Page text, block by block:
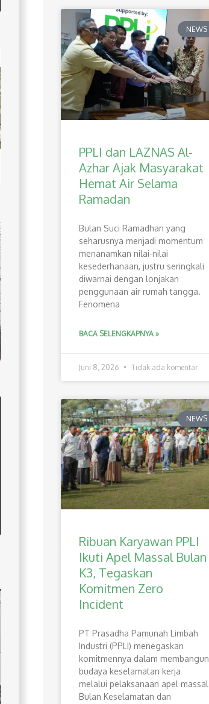
NEWS
PPLI dan LAZNAS Al-
Azhar Ajak Masyarakat
Hemat Air Selama
Ramadan
Bulan Suci Ramadhan yang
seharusnya menjadi momentum
menanamkan nilai-nilai
kesederhanaan, justru seringkali
diwarnai dengan lonjakan
penggunaan air rumah tangga.
Fenomena
BACA SELENGKAPNYA »
Juni 8, 2026 Tidak ada komentar
NEWS
Ribuan Karyawan PPLI
Ikuti Apel Massal Bulan
K3, Tegaskan
Komitmen Zero
Incident
PT Prasadha Pamunah Limbah
Industri (PPLI) menegaskan
komitmennya dalam membangun
budaya keselamatan kerja
melalui pelaksanaan apel massal
Bulan Keselamatan dan